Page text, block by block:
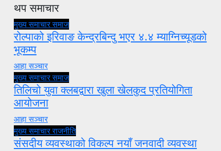
थप समाचार
मुख्य समाचारसमाज
रोल्पाको इरिवाङ केन्द्रबिन्दु भएर ४.४ म्याग्निच्यूडको
भूकम्प
आहा सञ्चार
मुख्य समाचारसमाज
तिलिचो युवा क्लबद्वारा खुला खेलकुद प्रतियोगिता
आयोजना
आहा सञ्चार
मुख्य समाचारराजनीति
संसदीय व्यवस्थाको विकल्प नयाँ जनवादी व्यवस्था